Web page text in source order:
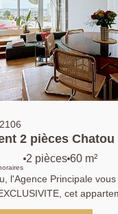
Les commerces se
pas cette
dans un environnement
Appartement 2
2 pièces 60 m²
l'Agence Principale
cet
rénové par un